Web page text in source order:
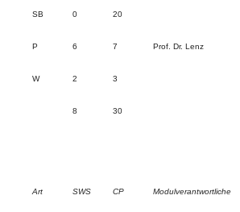
SB 0 20
P 6 7 Prof. Dr. Lenz
W 2 3
8 30
Art SWS CP Modulverantwortliche